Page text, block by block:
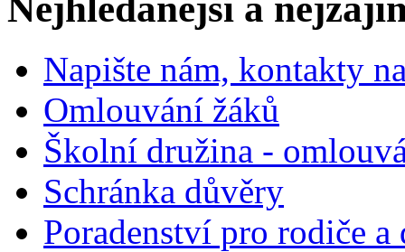
Napište nám, kontakty
Omlouvání žáků
Školní družina -
Schránka důvěry
Poradenství pro rodiče